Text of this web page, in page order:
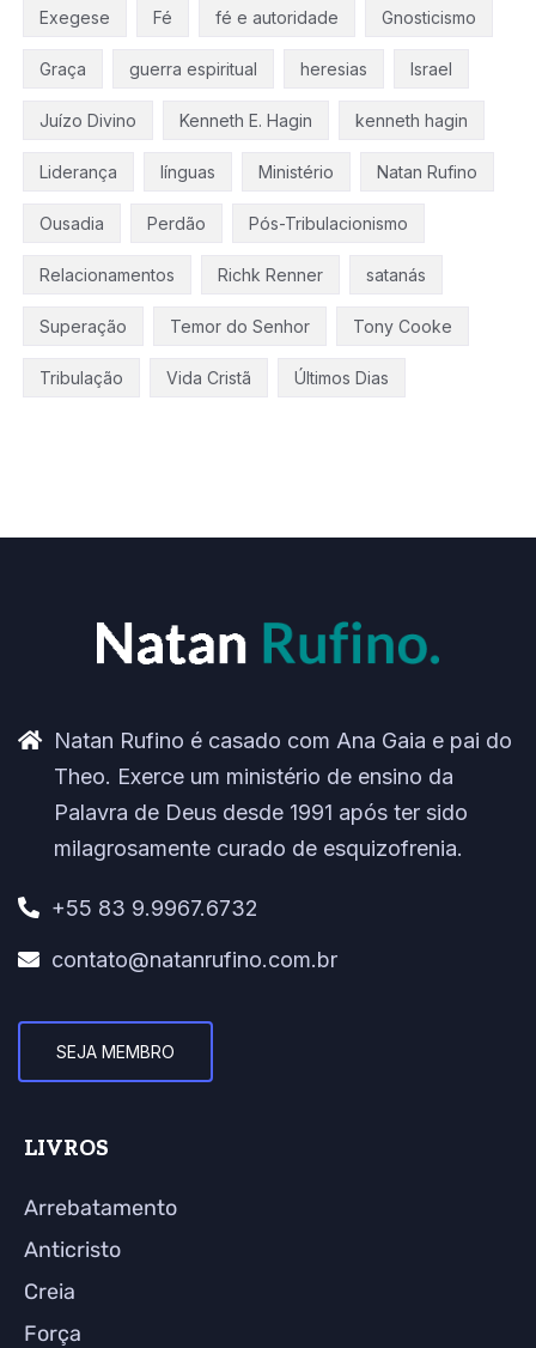
Exegese Fé fé e autoridade Gnosticismo
Graça guerra espiritual heresias Israel
Juízo Divino Kenneth E. Hagin kenneth hagin
Liderança línguas Ministério Natan Rufino
Ousadia Perdão Pós-Tribulacionismo
Relacionamentos Richk Renner satanás
Superação Temor do Senhor Tony Cooke
Tribulação Vida Cristã Últimos Dias
Natan Rufino é casado com Ana Gaia e pai do
Theo. Exerce um ministério de ensino da
Palavra de Deus desde 1991 após ter sido
milagrosamente curado de esquizofrenia.
+55 83 9.9967.6732
contato@natanrufino.com.br
SEJA MEMBRO
LIVROS
Arrebatamento
Anticristo
Creia
Força